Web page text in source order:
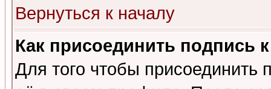
Вернуться к началу
Как присоединить подпись
Для того чтобы присоединить